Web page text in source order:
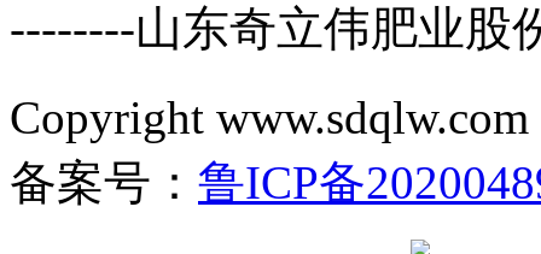
--------山东奇立伟肥业股
Copyright
备案号： 鲁ICP备